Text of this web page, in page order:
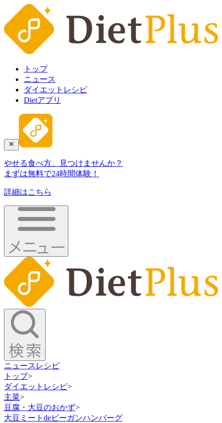
トップ
ニュース
ダイエットレシピ
Dietアプリ
やせる食べ方、見つけませんか？
まずは無料で24時間体験！
詳細はこちら
ニュース レシピ
トップ>
ダイエットレシピ>
主菜>
豆腐・大豆のおかず>
大豆ミートdeビーガンハンバーグ